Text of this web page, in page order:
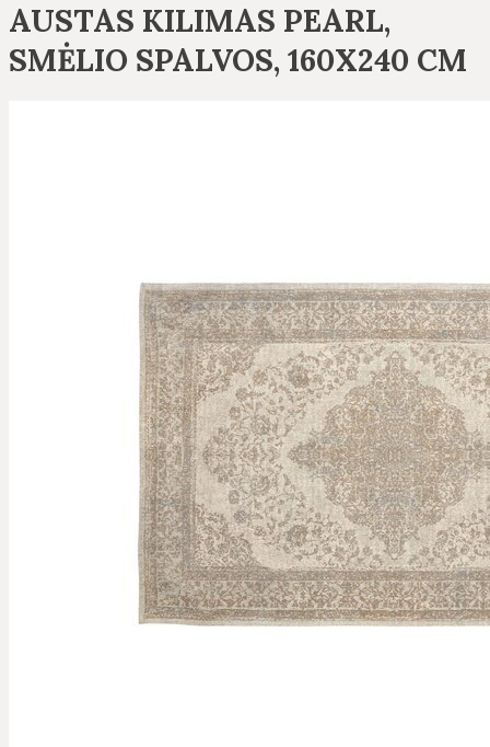
AUSTAS KILIMAS PEARL,
SMĖLIO SPALVOS, 160X240 CM